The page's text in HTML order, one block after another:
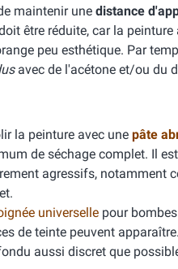
maintenir une distance
être réduite, car la
peu esthétique. Par
avec de l'acétone et/ou du
la peinture avec une pâte
de séchage complet. Il
agressifs, notamment
universelle pour
de teinte peuvent
aussi discret que